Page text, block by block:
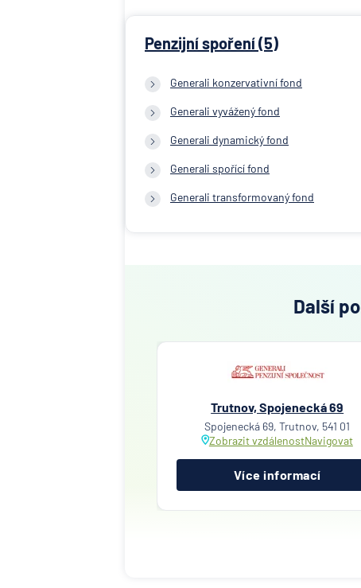
Penzijní spoření (5)
Generali konzervativní fond
Generali vyvážený fond
Generali dynamický fond
Generali spořící fond
Generali transformovaný fond
Další
Trutnov, Spojenecká 69
Spojenecká 69, Trutnov, 541 01
Zobrazit vzdálenostNavigovat
Více informací